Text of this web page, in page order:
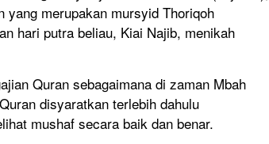
yang merupakan mursyid Thoriqoh
hari putra beliau, Kiai Najib, menikah
Quran sebagaimana di zaman Mbah
disyaratkan terlebih dahulu
mushaf secara baik dan benar.